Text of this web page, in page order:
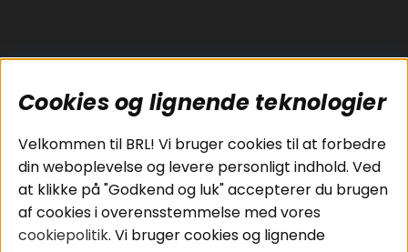
Populære sider
Pakkeløsninger
Bilstereo
Højttalere
Forstærker
Smartphone
Kundeservice
Cookies
Handelsbetingelser
Personvernpolicy
Service / Garanti /
Retur
Cookies og lignende teknologier
Velkommen til BRL! Vi bruger cookies til at forbedre
din weboplevelse og levere personligt indhold. Ved
at klikke på "Godkend og luk" accepterer du brugen
af cookies i overensstemmelse med vores
cookiepolitik. Vi bruger cookies og lignende